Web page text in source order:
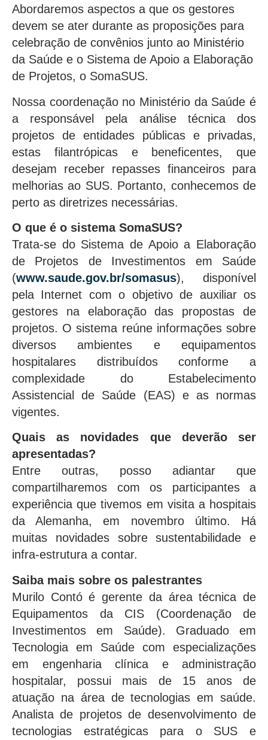
Abordaremos aspectos a que os gestores
devem se ater durante as proposições para
celebração de convênios junto ao Ministério
da Saúde e o Sistema de Apoio a Elaboração
de Projetos, o SomaSUS.
Nossa coordenação no Ministério da Saúde é
a responsável pela análise técnica dos
projetos de entidades públicas e privadas,
estas filantrópicas e beneficentes, que
desejam receber repasses financeiros para
melhorias ao SUS. Portanto, conhecemos de
perto as diretrizes necessárias.
O que é o sistema SomaSUS?
Trata-se do Sistema de Apoio a Elaboração
de Projetos de Investimentos em Saúde
(www.saude.gov.br/somasus), disponível
pela Internet com o objetivo de auxiliar os
gestores na elaboração das propostas de
projetos. O sistema reúne informações sobre
diversos ambientes e equipamentos
hospitalares distribuídos conforme a
complexidade do Estabelecimento
Assistencial de Saúde (EAS) e as normas
vigentes.
Quais as novidades que deverão ser
apresentadas?
Entre outras, posso adiantar que
compartilharemos com os participantes a
experiência que tivemos em visita a hospitais
da Alemanha, em novembro último. Há
muitas novidades sobre sustentabilidade e
infra-estrutura a contar.
Saiba mais sobre os palestrantes
Murilo Contó é gerente da área técnica de
Equipamentos da CIS (Coordenação de
Investimentos em Saúde). Graduado em
Tecnologia em Saúde com especializações
em engenharia clínica e administração
hospitalar, possui mais de 15 anos de
atuação na área de tecnologias em saúde.
Analista de projetos de desenvolvimento de
tecnologias estratégicas para o SUS e